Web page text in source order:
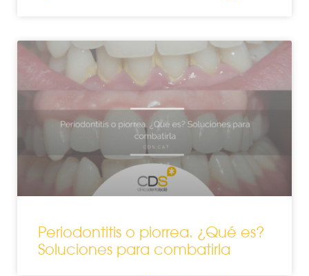
Periodontitis o piorrea. ¿Qué es?
Soluciones para combatirla